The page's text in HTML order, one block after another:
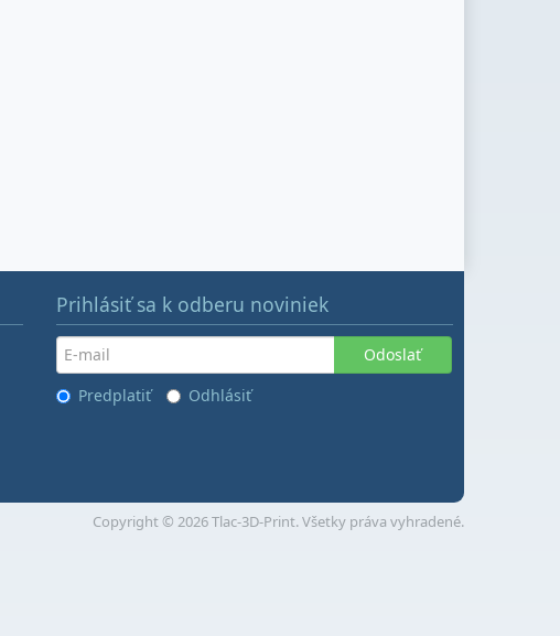
Prihlásiť sa k odberu noviniek
Odoslať
Predplatiť
Odhlásiť
Copyright © 2026 Tlac-3D-Print. Všetky práva vyhradené.